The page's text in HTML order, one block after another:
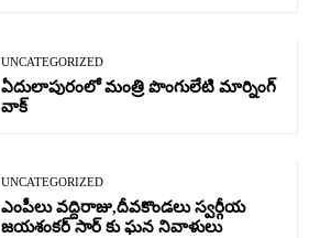
UNCATEGORIZED
ఏదులాపురంలో మంత్రి పొంగులేటి మార్నింగ్
వాక్
UNCATEGORIZED
ఎంపీలు వద్దిరాజు,దీవకొండలు స్వర్గీయ
జయశంకర్ సార్ కు ఘన నివాళులు